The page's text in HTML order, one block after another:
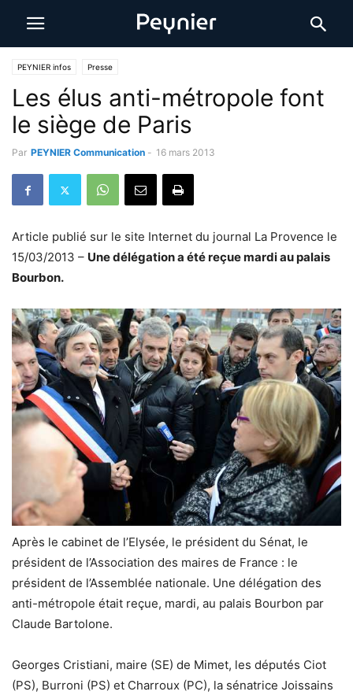
PEYNIER infos Presse
Les élus anti-métropole font
le siège de Paris
Par PEYNIER Communication - 16 mars 2013
Article publié sur le site Internet du journal La Provence le
15/03/2013 – Une délégation a été reçue mardi au palais
Bourbon.
Après le cabinet de l’Elysée, le président du Sénat, le
président de l’Association des maires de France : le
président de l’Assemblée nationale. Une délégation des
anti-métropole était reçue, mardi, au palais Bourbon par
Claude Bartolone.
Georges Cristiani, maire (SE) de Mimet, les députés Ciot
(PS), Burroni (PS) et Charroux (PC), la sénatrice Joissains